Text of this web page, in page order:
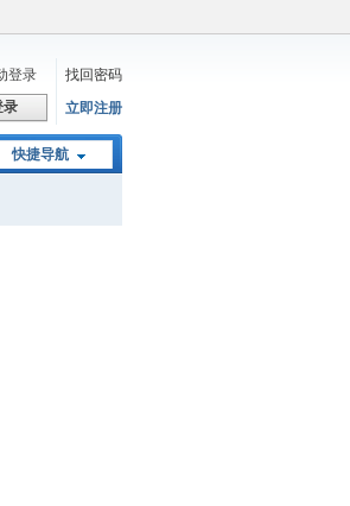
登录
找回密码
录 立即注册
快捷导航